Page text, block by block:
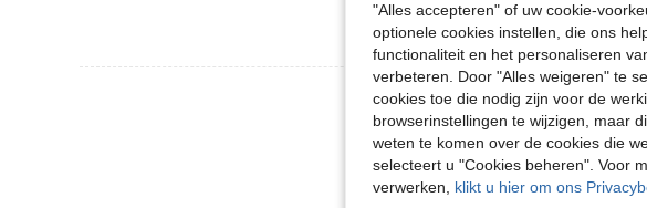
Meer Beoordelingen Bekijken
"Alles accepteren" of uw cookie-
optionele cookies instellen, die ons
functionaliteit en het personaliseren
verbeteren. Door "Alles weigeren" te
cookies toe die nodig zijn voor de
browserinstellingen te wijzigen, maar
weten te komen over de cookies die
selecteert u "Cookies beheren". Voor
verwerken, klikt u hier om ons